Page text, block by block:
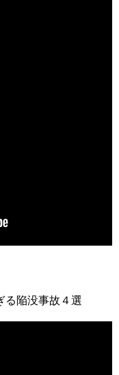
る陥没事故４選